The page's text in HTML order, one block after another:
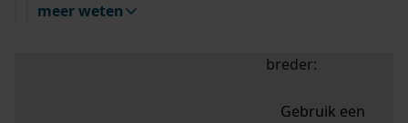
meer weten
breder:
Gebruik een